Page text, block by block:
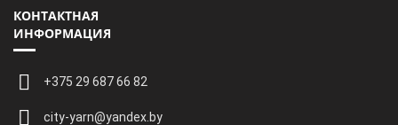
КОНТАКТНАЯ
ИНФОРМАЦИЯ
+375 29 687 66 82
city-yarn@yandex.by